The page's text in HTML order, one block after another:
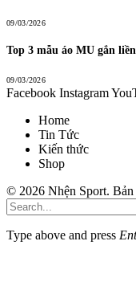
09/03/2026
Top 3 mẫu áo MU gắn
09/03/2026
Facebook Instagram
Home
Tin Tức
Kiến thức
Shop
© 2026 Nhện Sport.
Type above and press